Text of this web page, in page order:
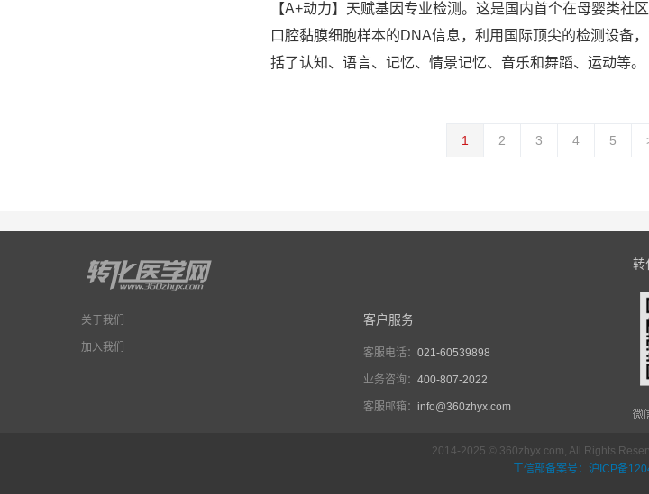
【A+动力】天赋基因专业检测。这是国内首个在母婴类社
口腔黏膜细胞样本的DNA信息，利用国际顶尖的检测设备
括了认知、语言、记忆、情景记忆、音乐和舞蹈、运动等。
1 2 3 4 5
关于我们
加入我们
客户服务
客服电话： 021-60539898
业务咨询： 400-807-2022
客服邮箱： info@360zhyx.com
转
2014-2025 © 360zhyx.com, All Rights
工信部备案号：沪ICP备